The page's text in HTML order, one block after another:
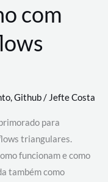
com
,Github/ Jefte Costa
para
triangulares.
funcionam e como
também como